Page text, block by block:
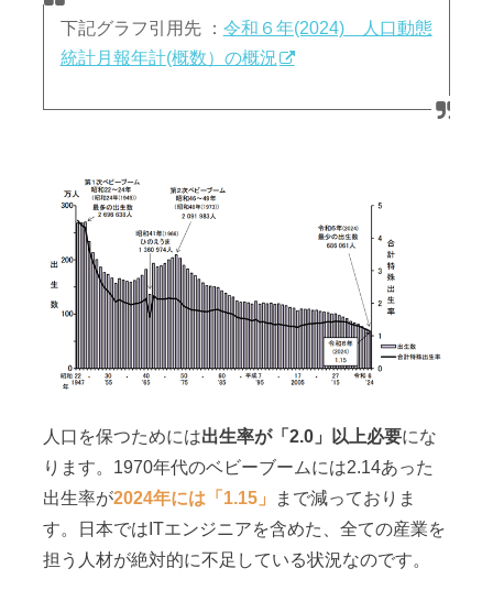
下記グラフ引用先 ： 令和６年(2024) 人口動態
統計月報年計(概数）の概況
人口を保つためには出生率が「2.0」以上必要にな
ります。1970年代のベビーブームには2.14あった
出生率が2024年には「1.15」
まで減っておりま
す。日本ではITエンジニアを含めた、全ての産業を
担う人材が絶対的に不足している状況なのです。